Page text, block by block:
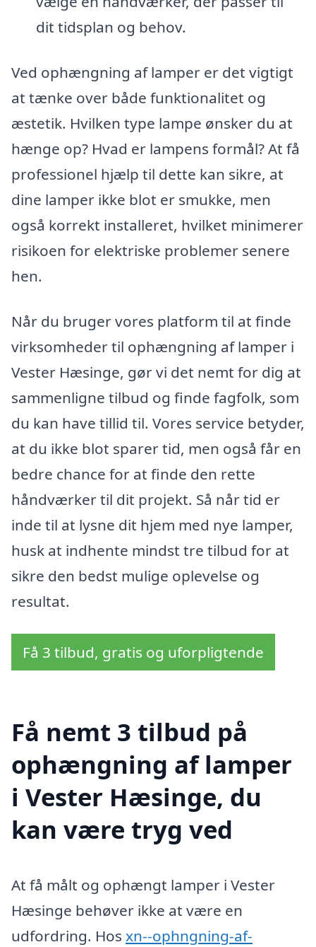
dit tidsplan og behov.
Ved ophængning af lamper er det vigtigt
at tænke over både funktionalitet og
æstetik. Hvilken type lampe ønsker du at
hænge op? Hvad er lampens formål? At få
professionel hjælp til dette kan sikre, at
dine lamper ikke blot er smukke, men
også korrekt installeret, hvilket minimerer
risikoen for elektriske problemer senere
hen.
Når du bruger vores platform til at finde
virksomheder til ophængning af lamper i
Vester Hæsinge, gør vi det nemt for dig at
sammenligne tilbud og finde fagfolk, som
du kan have tillid til. Vores service betyder,
at du ikke blot sparer tid, men også får en
bedre chance for at finde den rette
håndværker til dit projekt. Så når tid er
inde til at lysne dit hjem med nye lamper,
husk at indhente mindst tre tilbud for at
sikre den bedst mulige oplevelse og
resultat.
Få 3 tilbud, gratis og uforpligtende
Få nemt 3 tilbud på
ophængning af lamper
i Vester Hæsinge, du
kan være tryg ved
At få målt og ophængt lamper i Vester
Hæsinge behøver ikke at være en
udfordring. Hos xn--ophngning-af-